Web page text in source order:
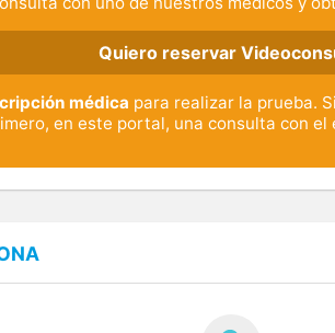
Quiero reservar
médica para realizar la prueba.
en este portal, una consulta con el